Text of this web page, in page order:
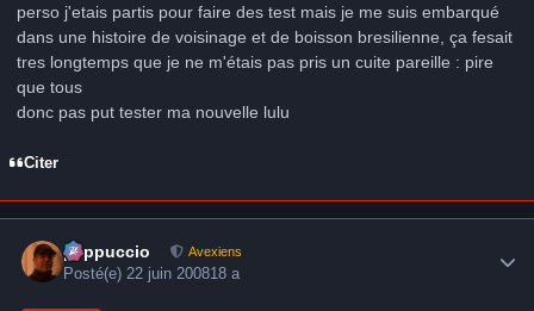
perso j'etais partis pour faire des test mais je me suis embarqué
dans une histoire de voisinage et de boisson bresilienne, ça fesait
tres longtemps que je ne m'étais pas pris un cuite pareille : pire
que tous
donc pas put tester ma nouvelle lulu
Citer
peppuccio Avexiens
Posté(e) 22 juin 200818 a